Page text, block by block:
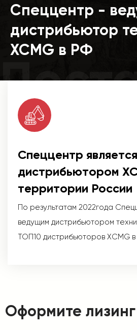
Спеццентр -
дистрибьютор
XCMG в РФ
Спеццентр
дистрибьютором
территории России
По результатам 2022года
ведущим дистрибьютором
ТОП10 дистрибьюторов XCMG в
Оформите